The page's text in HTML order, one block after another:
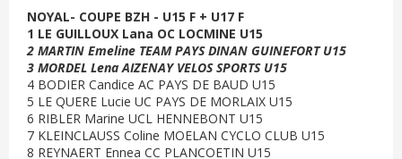
NOYAL- COUPE BZH - U15 F + U17 F
1 LE GUILLOUX Lana OC LOCMINE U15
2 MARTIN Emeline TEAM PAYS DINAN GUINEFORT U15
3 MORDEL Lena AIZENAY VELOS SPORTS U15
4 BODIER Candice AC PAYS DE BAUD U15
5 LE QUERE Lucie UC PAYS DE MORLAIX U15
6 RIBLER Marine UCL HENNEBONT U15
7 KLEINCLAUSS Coline MOELAN CYCLO CLUB U15
8 REYNAERT Ennea CC PLANCOETIN U15